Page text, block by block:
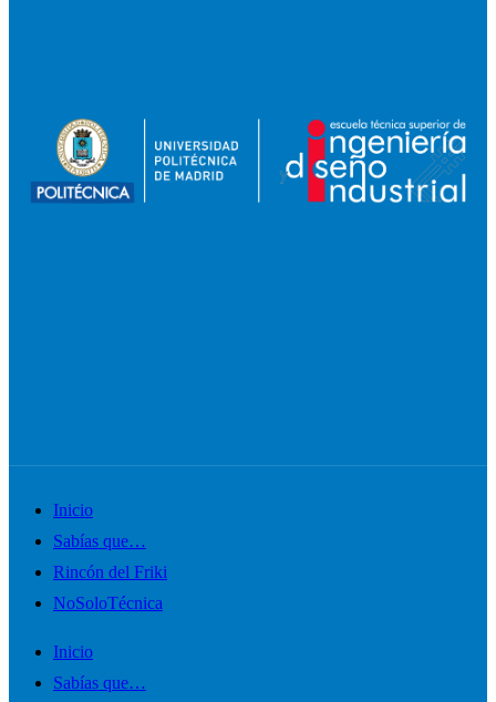
Alternar
menú
móvil
Inicio
Sabías que…
Rincón del Friki
NoSoloTécnica
Inicio
Sabías que…